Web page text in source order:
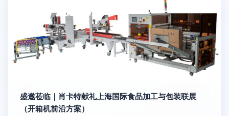
盛邀莅临｜肖卡特献礼上海国际食品加工与包装联展
（开箱机前沿方案）